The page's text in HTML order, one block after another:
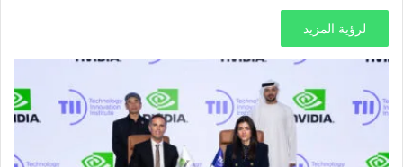
لرؤية المزيد